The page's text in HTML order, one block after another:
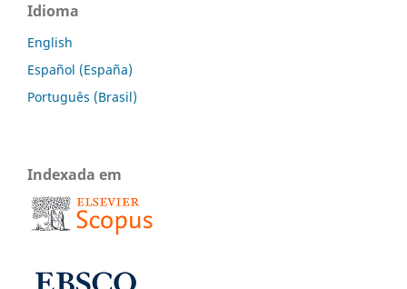
Idioma
English
Español (España)
Português (Brasil)
Indexada em